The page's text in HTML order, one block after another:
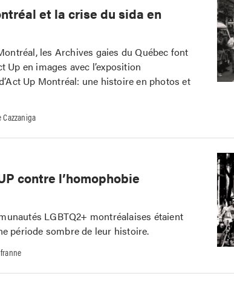
et la crise du sida en
les Archives gaies du Québec font
Up en images avec l’exposition
Up Montréal: une histoire en photos et
contre l’homophobie
LGBTQ2+ montréalaises étaient
période sombre de leur histoire.